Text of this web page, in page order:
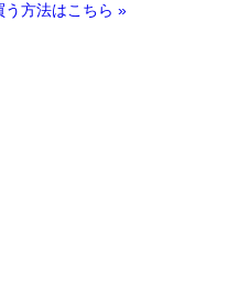
う方法はこちら »